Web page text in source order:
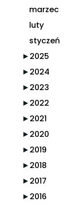
marzec
luty
styczeń
►2025
►2024
►2023
►2022
►2021
►2020
►2019
►2018
►2017
►2016